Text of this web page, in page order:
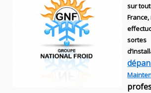
sur
sortes